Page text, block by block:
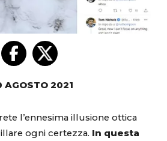
AGOSTO 2021
l’ennesima illusione ottica
ogni certezza. In questa